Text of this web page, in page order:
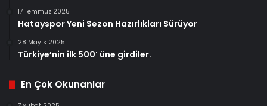
17 Temmuz 2025
Hatayspor Yeni Sezon Hazırlıkları Sürüyor
28 Mayıs 2025
Türkiye’nin ilk 500′ üne girdiler.
En Çok Okunanlar